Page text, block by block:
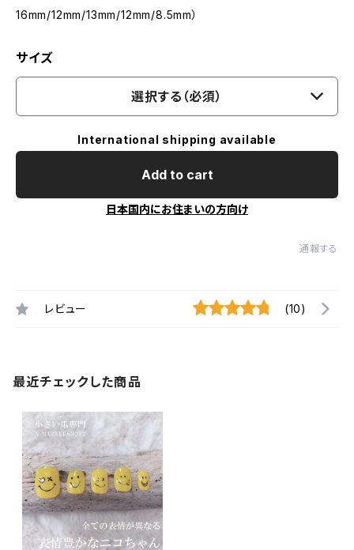
16mm/12mm/13mm/12mm/8.5mm）
サイズ
選択する（必須）
International shipping available
Add to cart
日本国内にお住まいの方向け
通報する
レビュー (10)
最近チェックした商品